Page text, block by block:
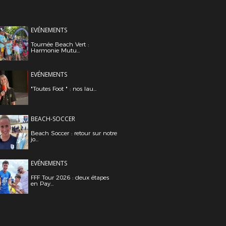
EVÉNEMENTS
Tournée Beach Vert :
Harmonie Mutu...
EVÉNEMENTS
"Toutes Foot " : nos lau...
BEACH-SOCCER
Beach Soccer : retour sur notre
jo...
EVÉNEMENTS
FFF Tour 2026 : deux étapes
en Pay...